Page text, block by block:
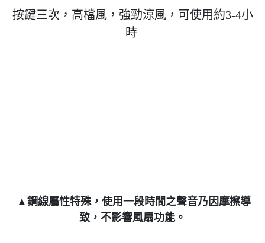
按鍵三次，高檔風，強勁涼風，可使用約3-4小
時
▲鋼線屬性特殊，使用一段時間之聲音乃因摩擦導
致，不影響風扇功能。